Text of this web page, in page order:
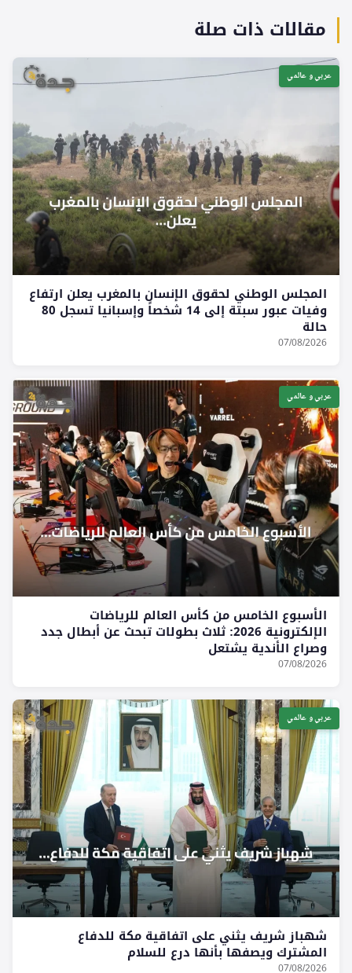
مقالات ذات صلة
عربي و عالمي
المجلس الوطني لحقوق الإنسان بالمغرب يعلن ارتفاع
وفيات عبور سبتة إلى 14 شخصاً وإسبانيا تسجل 80
حالة
07/08/2026
عربي و عالمي
الأسبوع الخامس من كأس العالم للرياضات
الإلكترونية 2026: ثلاث بطولات تبحث عن أبطال جدد
وصراع الأندية يشتعل
07/08/2026
عربي و عالمي
شهباز شريف يثني على اتفاقية مكة للدفاع
المشترك ويصفها بأنها درع للسلام
07/08/2026